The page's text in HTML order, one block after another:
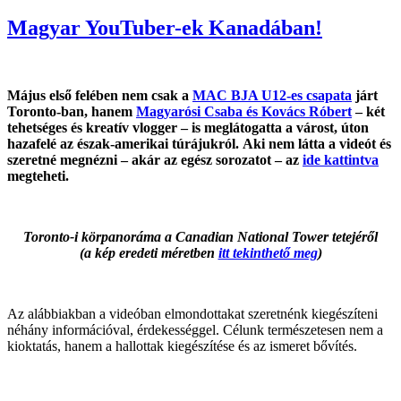
Magyar YouTuber-ek Kanadában!
Május első felében nem csak a MAC BJA U12-es csapata járt
Toronto-ban, hanem Magyarósi Csaba és Kovács Róbert– két
tehetséges és kreatív vlogger – is meglátogatta a várost, úton
hazafelé az észak-amerikai túrájukról. Aki nem látta a videót és
szeretné megnézni – akár az egész sorozatot – az ide kattintva
megteheti.
Toronto-i körpanoráma a Canadian National Tower tetejéről
(a kép eredeti méretben itt tekinthető meg)
Az alábbiakban a videóban elmondottakat szeretnénk kiegészíteni
néhány információval, érdekességgel. Célunk természetesen nem a
kioktatás, hanem a hallottak kiegészítése és az ismeret bővítés.